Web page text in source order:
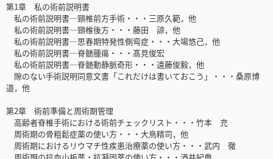
第1章 私の術前説明書
私の術前説明書―頸椎前方手術・・・三原久範，他
私の術前説明書―頸椎後方・・・藤田 諒，他
私の術前説明書―思春期特発性側弯症・・・大場悠己，他
私の術前説明書―脊髄腫瘍・・・髙見俊宏
私の術前説明書―脊髄動静脈奇形・・・遠藤俊毅，他
隙のない手術説明同意文書「これだけは書いておこう」・・・桑原博
道，他
第2章 術前準備と周術期管理
高齢者脊椎手術における術前チェックリスト・・・竹本 充
周術期の骨粗鬆症薬の使い方・・・大鳥精司，他
周術期におけるリウマチ性疾患治療薬の使い方・・・武内 徹